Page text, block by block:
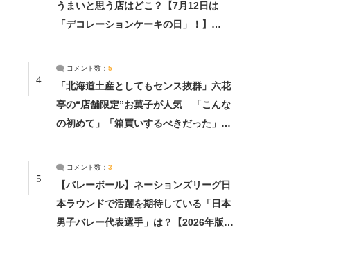
うまいと思う店はどこ？【7月12日は
「デコレーションケーキの日」！】
4
コメント数： 5
「北海道土産としてもセンス抜群」六花
亭の“店舗限定”お菓子が人気 「こんな
の初めて」「箱買いするべきだった」
5
コメント数： 3
【バレーボール】ネーションズリーグ日
本ラウンドで活躍を期待している「日本
男子バレー代表選手」は？【2026年版・